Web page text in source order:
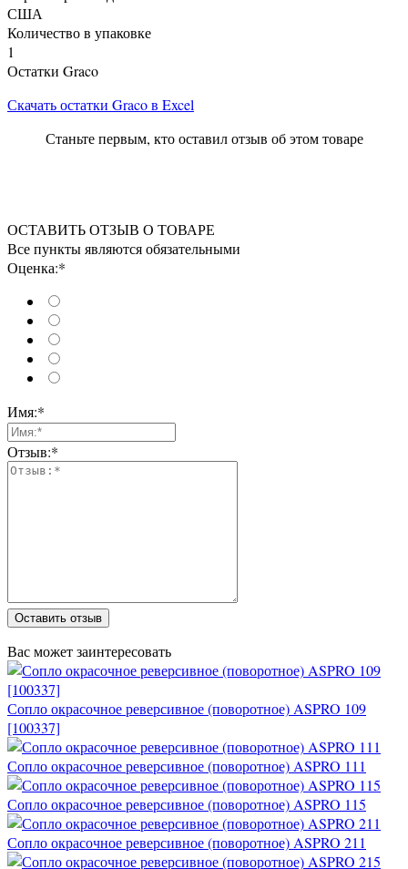
США
Количество в упаковке
1
Остатки Graco
Скачать остатки Graco в Excel
Станьте первым, кто оставил отзыв об этом товаре
ОСТАВИТЬ ОТЗЫВ О ТОВАРЕ
Все пункты являются обязательными
Оценка:*
Имя:*
Отзыв:*
Оставить отзыв
Вас может заинтересовать
Сопло окрасочное реверсивное (поворотное) ASPRO 109
[100337]
Сопло окрасочное реверсивное (поворотное) ASPRO 111
Сопло окрасочное реверсивное (поворотное) ASPRO 115
Сопло окрасочное реверсивное (поворотное) ASPRO 211